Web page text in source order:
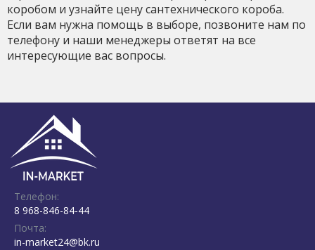
коробом и узнайте цену сантехнического короба.
Если вам нужна помощь в выборе, позвоните нам по
телефону и наши менеджеры ответят на все
интересующие вас вопросы.
Телефон:
8 968-846-84-44
Почта:
in-market24@bk.ru